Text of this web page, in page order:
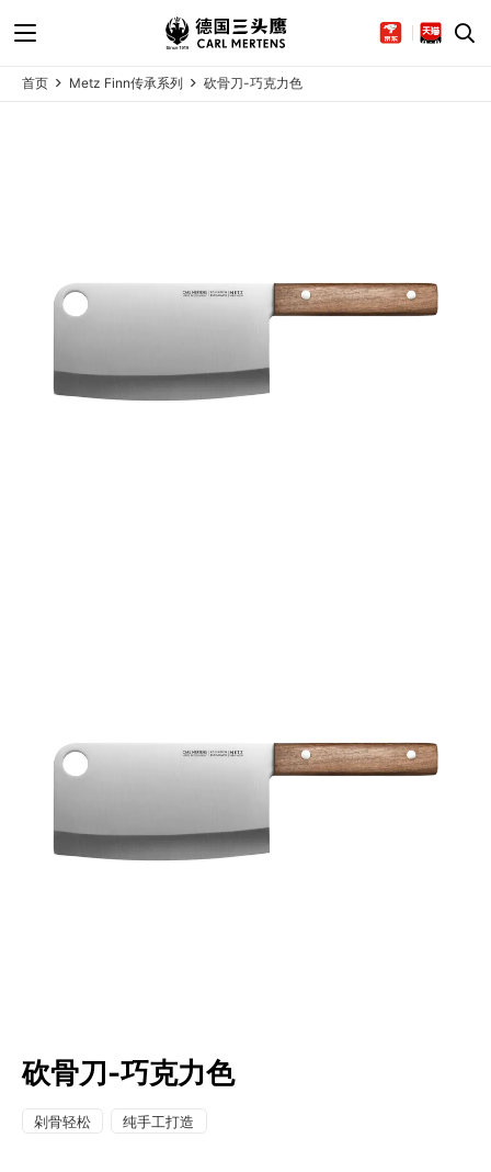
首页 Metz Finn传承系列 砍骨刀-巧克力色
砍骨刀-巧克力色
剁骨轻松 纯手工打造